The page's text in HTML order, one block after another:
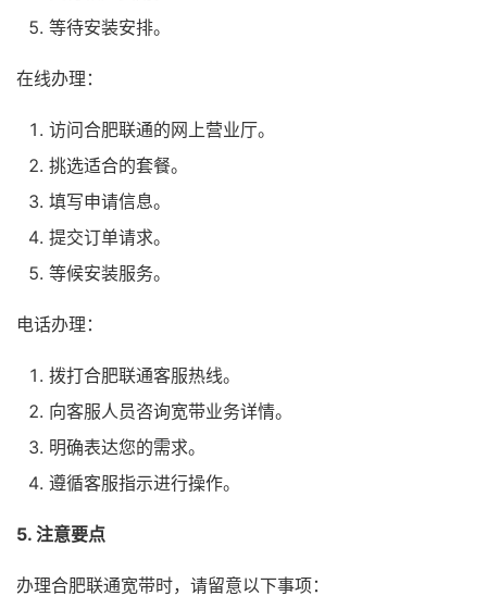
等待安装安排。
在线办理：
访问合肥联通的网上营业厅。
挑选适合的套餐。
填写申请信息。
提交订单请求。
等候安装服务。
电话办理：
拨打合肥联通客服热线。
向客服人员咨询宽带业务详情。
明确表达您的需求。
遵循客服指示进行操作。
5. 注意要点
办理合肥联通宽带时，请留意以下事项：